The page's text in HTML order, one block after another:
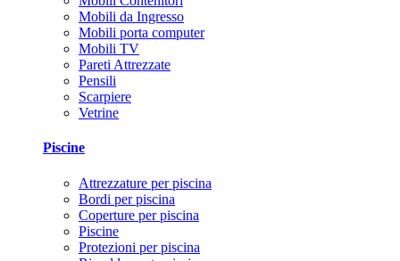
Mobili da Ingresso
Mobili porta computer
Mobili TV
Pareti Attrezzate
Pensili
Scarpiere
Vetrine
Piscine
Attrezzature per piscina
Bordi per piscina
Coperture per piscina
Piscine
Protezioni per piscina